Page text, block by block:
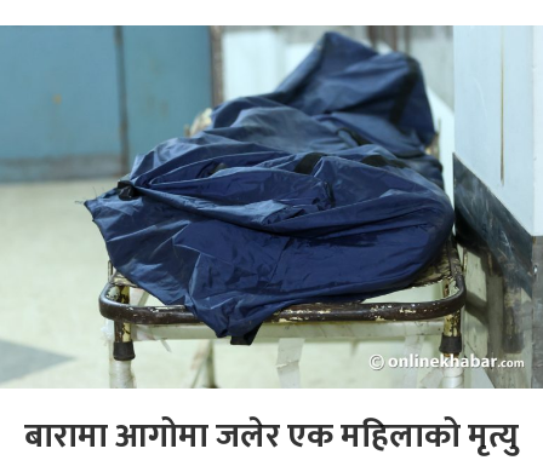
बारामा आगोमा जलेर एक महिलाको मृत्यु